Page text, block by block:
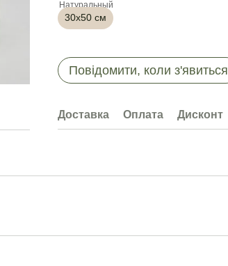
30х50 см
Повідомити, коли з'явиться
Доставка Оплата Дисконт